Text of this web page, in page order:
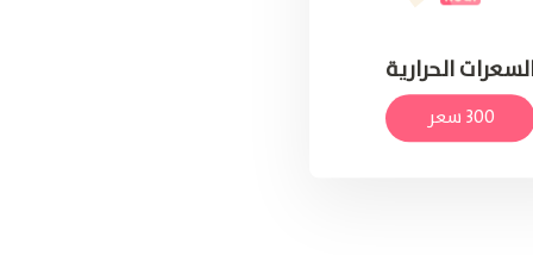
الحرارية
300 سعر